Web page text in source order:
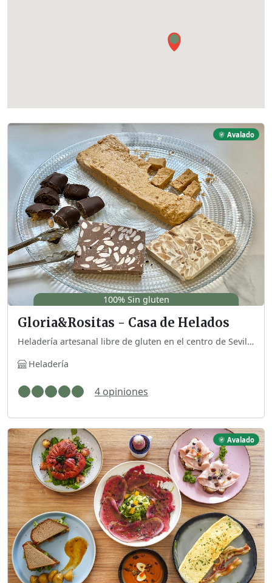
100% Sin gluten
Avalado
Gloria&Rositas - Casa de Helados
Heladería artesanal libre de gluten en el centro de Sevilla, muy bien decorada y donde se nota que miman el producto. Dispone de mesas para sentarse allí.
Heladería
4 opiniones
Avalado